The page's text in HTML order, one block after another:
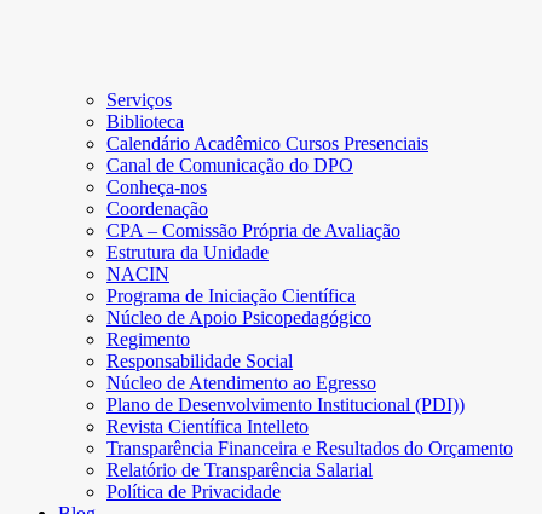
Serviços
Biblioteca
Calendário Acadêmico Cursos Presenciais
Canal de Comunicação do DPO
Conheça-nos
Coordenação
CPA – Comissão Própria de Avaliação
Estrutura da Unidade
NACIN
Programa de Iniciação Científica
Núcleo de Apoio Psicopedagógico
Regimento
Responsabilidade Social
Núcleo de Atendimento ao Egresso
Plano de Desenvolvimento Institucional (PDI))
Revista Científica Intelleto
Transparência Financeira e Resultados do Orçamento
Relatório de Transparência Salarial
Política de Privacidade